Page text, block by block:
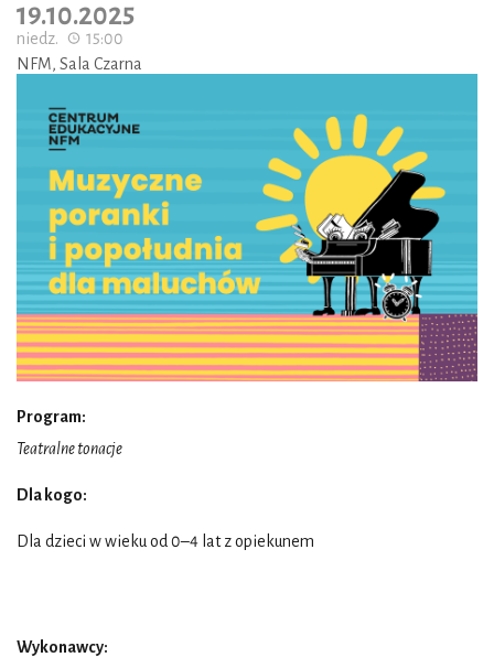
19.10.2025
niedz.
15:00
NFM, Sala Czarna
Program:
Teatralne tonacje
Dla kogo:
Dla dzieci w wieku od 0–4 lat z opiekunem
Wykonawcy: